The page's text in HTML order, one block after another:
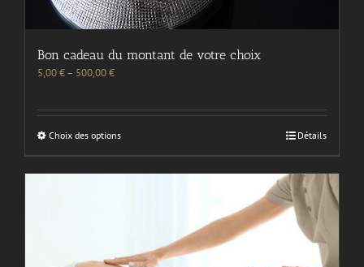
Bon cadeau du montant de votre choix
5,00€– 500,00€
Choix des options Détails